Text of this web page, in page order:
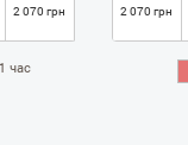
2 070 грн 2 070 грн
час